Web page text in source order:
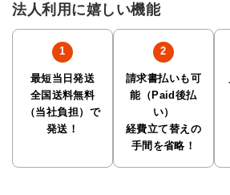
法人利用に嬉しい機能
最短当日発送
全国送料無料
（当社負担）で
発送！
請求書払いも可
能（Paid後払
い）
経費立て替えの
手間を省略！